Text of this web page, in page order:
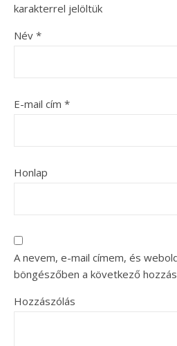
karakterrel jelöltük
Név *
E-mail cím *
Honlap
A nevem, e-mail címem, és
böngészőben a következő
Hozzászólás